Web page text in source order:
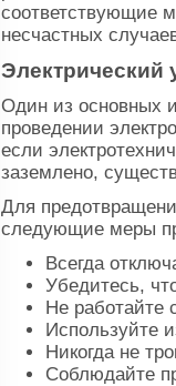
соответствующие
несчастных
Электрический
Один из основных
проведении
если
заземлено,
Для
следующие меры
Всегда
Убедитесь,
Не работайте
Используйте
Никогда не
Соблюдайте